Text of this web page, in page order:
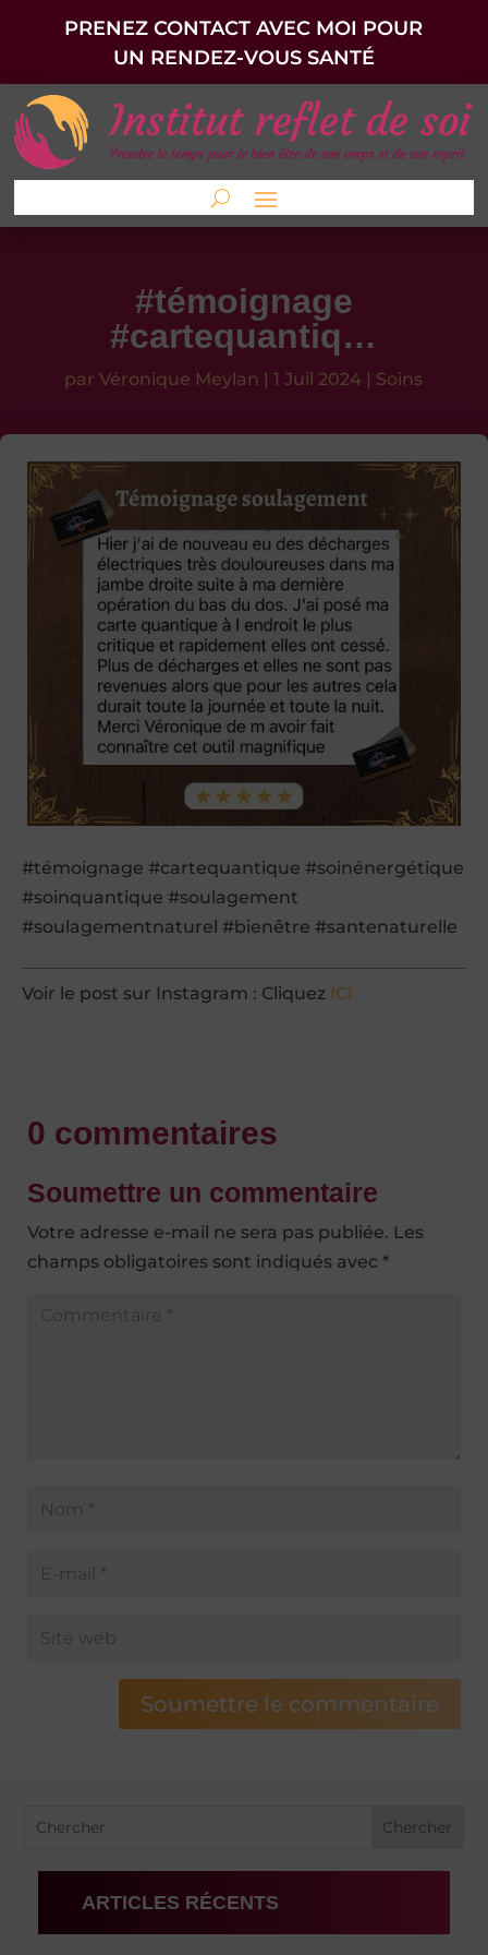
PRENEZ CONTACT AVEC MOI POUR
UN RENDEZ-VOUS SANTÉ
#témoignage
#cartequantiq…
parVéronique Meylan |1 Juil 2024 | Soins
#témoignage #cartequantique #soinénergétique
#soinquantique #soulagement
#soulagementnaturel #bienêtre #santenaturelle
Voir le post sur Instagram : Cliquez ICI
0 commentaires
Soumettre un commentaire
Votre adresse e-mail ne sera pas publiée. Les
champs obligatoires sont indiqués avec *
Soumettre le commentaire
ARTICLES RÉCENTS